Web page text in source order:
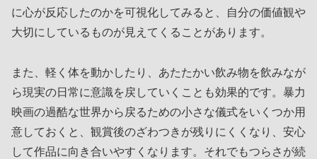
に心が反応したのかを可視化してみると、自分の価値観や
大切にしているものが見えてくることがあります。
また、軽く体を動かしたり、あたたかい飲み物を飲みなが
ら現実の日常に意識を戻していくことも効果的です。暴力
映画の過酷な世界から戻るための小さな儀式をいくつか用
意しておくと、観賞後のざわつきが残りにくくなり、安心
して作品に向き合いやすくなります。それでもつらさが続